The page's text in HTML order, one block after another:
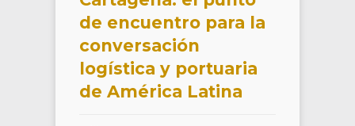
de encuentro para la
conversación
logística y portuaria
de América Latina